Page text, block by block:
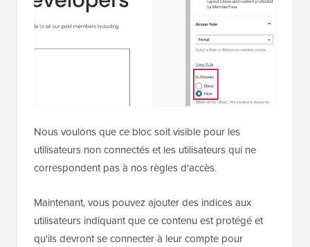
Nous voulons que ce bloc soit visible pour les
utilisateurs non connectés et les utilisateurs qui ne
correspondent pas à nos règles d'accès.
Maintenant, vous pouvez ajouter des indices aux
utilisateurs indiquant que ce contenu est protégé et
qu'ils devront se connecter à leur compte pour